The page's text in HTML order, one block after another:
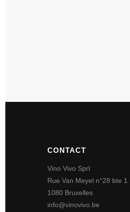
CONTACT
Vino Vivo Sprl
Rue Van Meyel n°28 bte 1
1080 Bruxelles
info@vinovivo.be